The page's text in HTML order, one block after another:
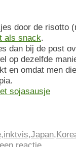
door de risotto
als snack.
dan bij de post
op dezelfde
en omdat men
sojasausje
,inktvis,Japan,
reactie